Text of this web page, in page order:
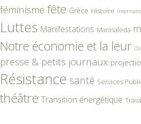
féminisme fête Grèce Histoire
Luttes Manifestations Marinaleda
Notre économie et la leur
presse & petits journaux
Résistance santé Services
théâtre Transition énergétique